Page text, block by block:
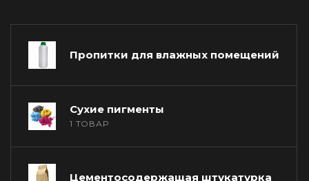
Пропитки для влажных помещений
Сухие пигменты
1 ТОВАР
Цементосодержащая штукатурка